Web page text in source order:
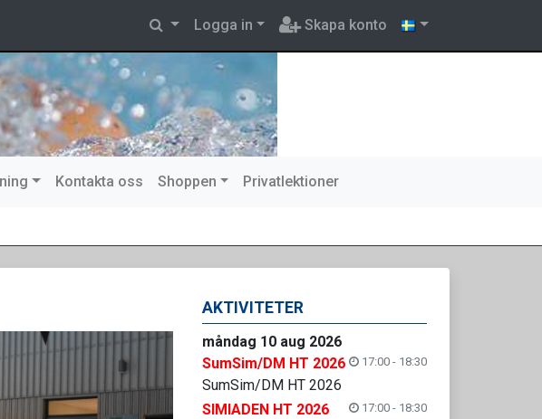
Logga in Skapa konto
Kontakta oss Shoppen Privatlektioner
AKTIVITETER
måndag 10 aug 2026
SumSim/DM HT 2026
17:00 - 18:30
SumSim/DM HT 2026
SIMIADEN HT 2026
17:00 - 18:30